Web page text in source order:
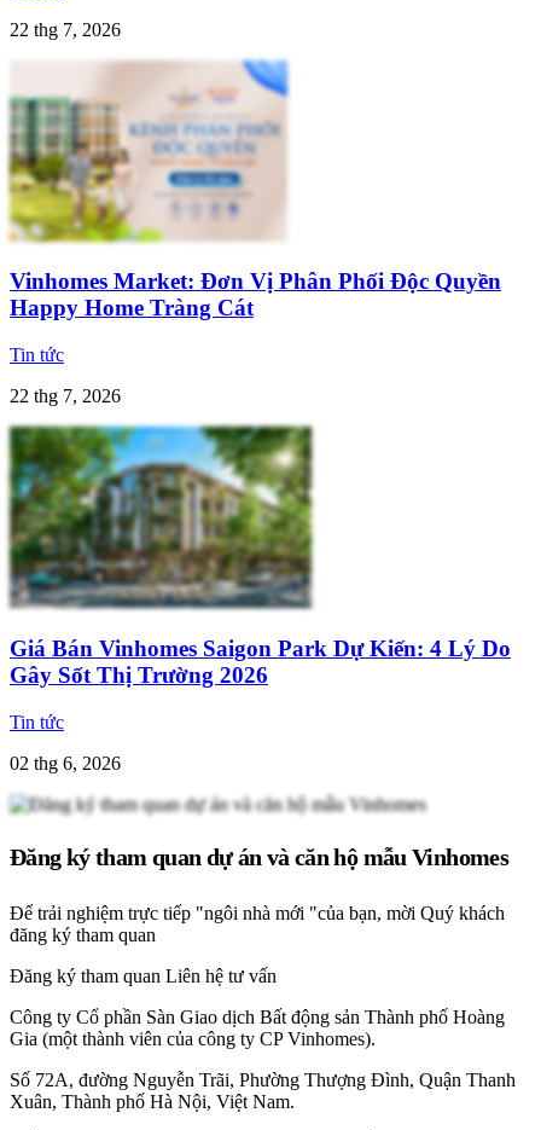
22 thg 7, 2026
Vinhomes Market: Đơn Vị Phân Phối Độc Quyền
Happy Home Tràng Cát
Tin tức
22 thg 7, 2026
Giá Bán Vinhomes Saigon Park Dự Kiến: 4 Lý Do
Gây Sốt Thị Trường 2026
Tin tức
02 thg 6, 2026
Đăng ký tham quan dự án và căn hộ mẫu Vinhomes
Để trải nghiệm trực tiếp "ngôi nhà mới "của bạn, mời Quý khách
đăng ký tham quan
Đăng ký tham quan Liên hệ tư vấn
Công ty Cổ phần Sàn Giao dịch Bất động sản Thành phố Hoàng
Gia (một thành viên của công ty CP Vinhomes).
Số 72A, đường Nguyễn Trãi, Phường Thượng Đình, Quận Thanh
Xuân, Thành phố Hà Nội, Việt Nam.